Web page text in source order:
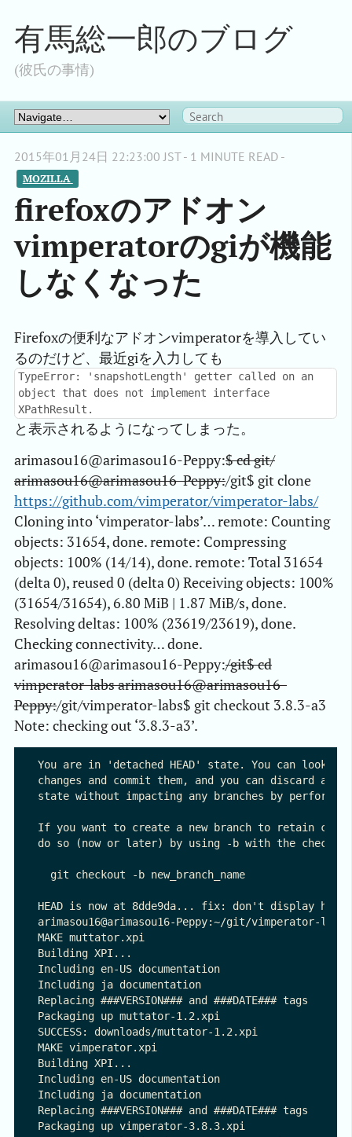
有馬総一郎のブログ
(彼氏の事情)
2015年01月24日 22:23:00 JST - 1 MINUTE READ -
MOZILLA
firefoxのアドオン
vimperatorのgiが機能
しなくなった
Firefoxの便利なアドオンvimperatorを導入してい
るのだけど、最近giを入力しても
TypeError: 'snapshotLength' getter called on an
object that does not implement interface
XPathResult.
と表示されるようになってしまった。
arimasou16@arimasou16-Peppy:$ cd git/
arimasou16@arimasou16-Peppy:/git$ git clone
https://github.com/vimperator/vimperator-labs/
Cloning into ‘vimperator-labs’… remote: Counting
objects: 31654, done. remote: Compressing
objects: 100% (14/14), done. remote: Total 31654
(delta 0), reused 0 (delta 0) Receiving objects: 100%
(31654/31654), 6.80 MiB | 1.87 MiB/s, done.
Resolving deltas: 100% (23619/23619), done.
Checking connectivity… done.
arimasou16@arimasou16-Peppy:/git$ cd
vimperator-labs arimasou16@arimasou16-
Peppy:/git/vimperator-labs$ git checkout 3.8.3-a3
Note: checking out ‘3.8.3-a3’.
You are in 'detached HEAD' state. You can look
changes and commit them, and you can discard any
state without impacting any branches by
If you want to create a new branch to retain
do so (now or later) by using -b with the checkout
  git checkout -b new_branch_name
HEAD is now at 8dde9da... fix: don't display help
arimasou16@arimasou16-Peppy:~/git/vimperator-labs$
MAKE muttator.xpi
Building XPI...
Including en-US documentation
Including ja documentation
Replacing ###VERSION### and ###DATE### tags
Packaging up muttator-1.2.xpi
SUCCESS: downloads/muttator-1.2.xpi
MAKE vimperator.xpi
Building XPI...
Including en-US documentation
Including ja documentation
Replacing ###VERSION### and ###DATE### tags
Packaging up vimperator-3.8.3.xpi